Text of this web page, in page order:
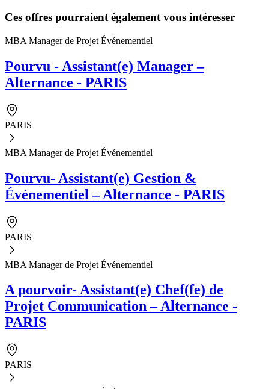
Ces offres pourraient également vous intéresser
MBA Manager de Projet Événementiel
Pourvu - Assistant(e) Manager –
Alternance - PARIS
PARIS
MBA Manager de Projet Événementiel
Pourvu- Assistant(e) Gestion &
Événementiel – Alternance - PARIS
PARIS
MBA Manager de Projet Événementiel
A pourvoir- Assistant(e) Chef(fe) de
Projet Communication – Alternance -
PARIS
PARIS